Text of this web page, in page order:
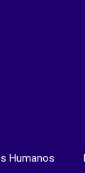
Humanos